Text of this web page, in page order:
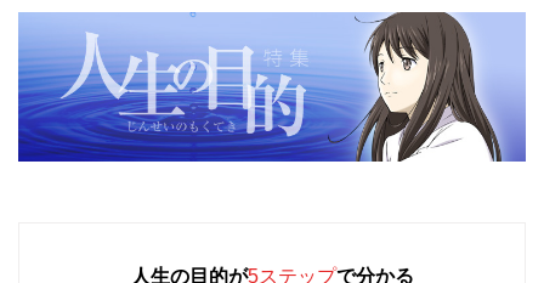
人生の目的が5ステップで分かる